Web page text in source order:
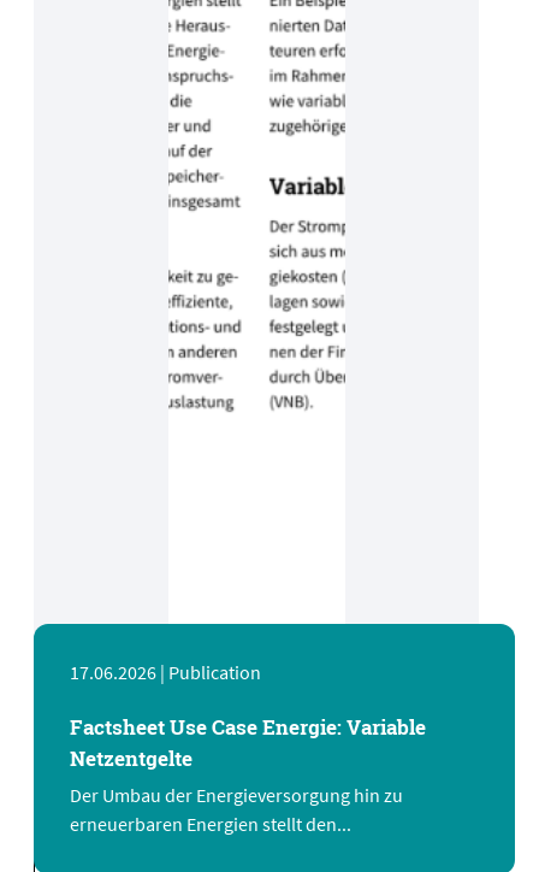
17.06.2026 | Publication
Factsheet Use Case Energie: Variable
Netzentgelte
Der Umbau der Energieversorgung hin zu
erneuerbaren Energien stellt den...